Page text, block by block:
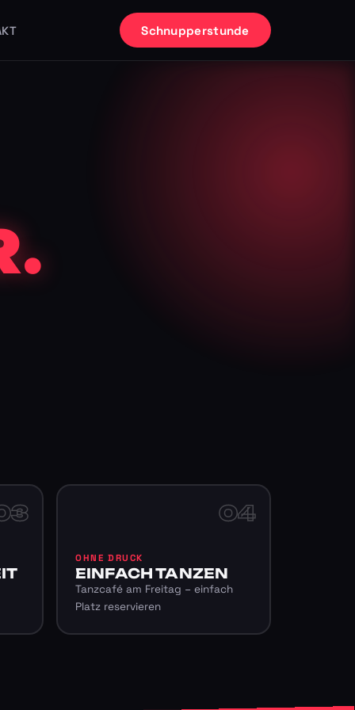
Schnupperstunde
04
OHNE DRUCK
EINFACH TANZEN
Tanzcafé am Freitag – einfach
Platz reservieren